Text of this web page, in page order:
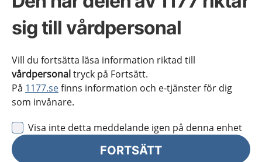
sig till vårdpersonal
Vill du fortsätta läsa information riktad till
vårdpersonaltryck på Fortsätt.
På 1177.sefinns information och e-tjänster för dig
som invånare.
Visa inte detta meddelande igen på denna enhet
FORTSÄTT
Jönköpings län
Kronoberg
Norrbotten
Skåne